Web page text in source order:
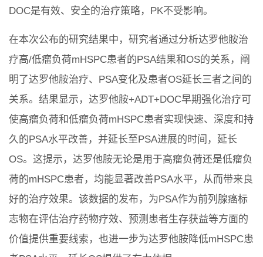
DOC是有效、安全的治疗策略，PK不受影响。
在本次公布的研究结果中，研究者通过分析达罗他胺治
疗高/低瘤负荷mHSPC患者的PSA结果和OS的关系，阐
明了达罗他胺治疗、PSA变化及患者OS延长三者之间的
关系。结果显示，达罗他胺+ADT+DOC早期强化治疗可
使高瘤负荷和低瘤负荷mHSPC患者实现快速、深度和持
久的PSA水平改善，并延长至PSA进展的时间，延长
OS。这提示，达罗他胺无论是用于高瘤负荷还是低瘤负
荷的mHSPC患者，均能显著改善PSA水平，从而带来良
好的治疗效果。该数据的发布，为PSA作为前列腺癌标
志物在评估治疗药物疗效、预测患者生存获益等方面的
价值提供重要线索，也进一步为达罗他胺降低mHSPC患